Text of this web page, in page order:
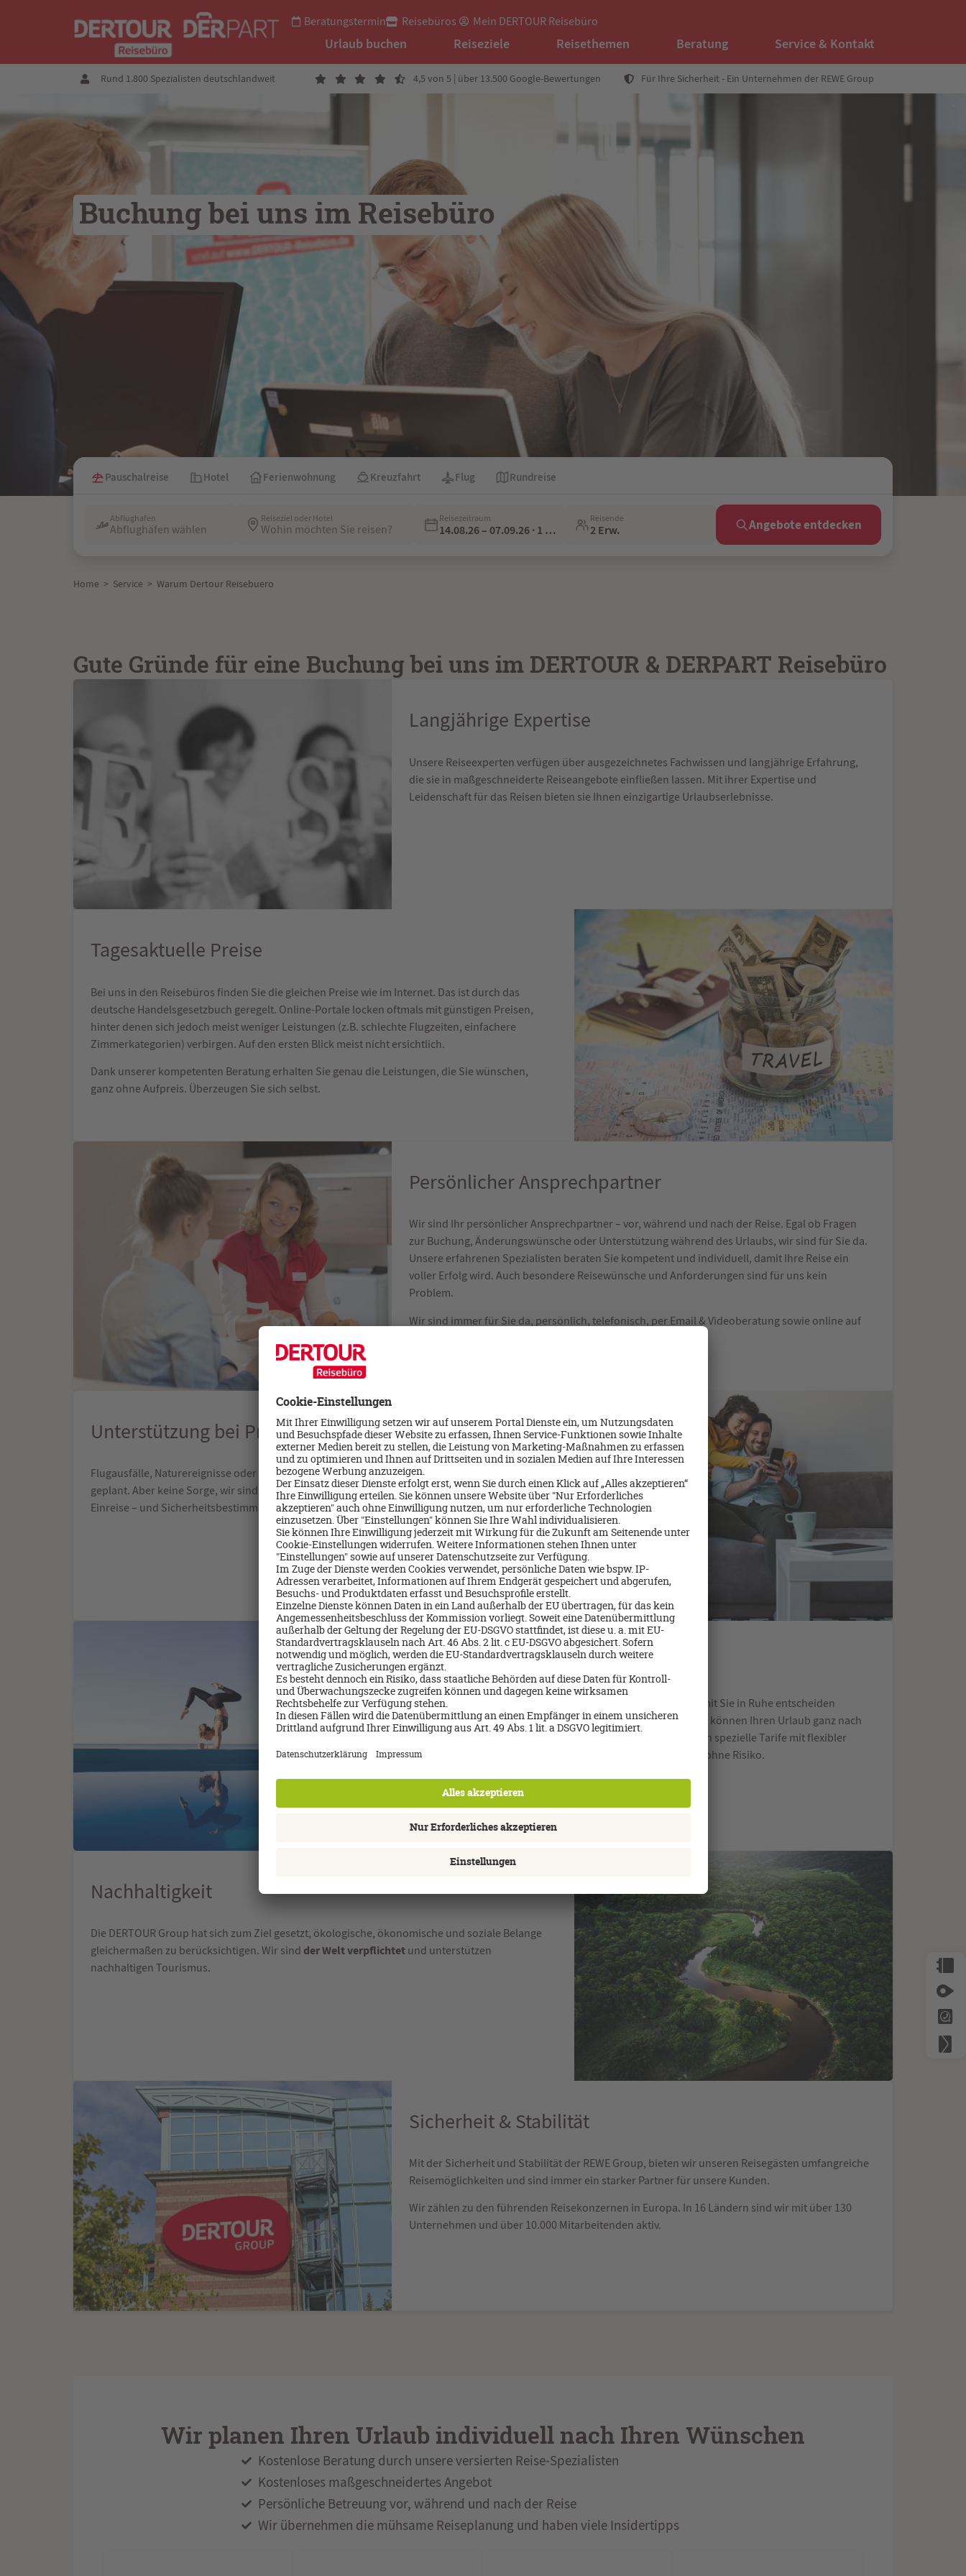
Beratungstermin Reisebüros Mein DERTOUR Reisebüro
Urlaub buchen Reiseziele Reisethemen Beratung Service & Kontakt
Rund 1.800 Spezialisten deutschlandweit 4,5 von 5 | über 13.500 Google-Bewertungen Für Ihre Sicherheit - Ein Unternehmen der REWE Group
Buchung bei uns im Reisebüro
Pauschalreise Hotel Ferienwohnung Kreuzfahrt Flug Rundreise
Abflughafen
Abflughäfen wählen
Reiseziel oder Hotel
Wohin möchten Sie reisen?
Reisezeitraum
14.08.26 – 07.09.26 · 1 Woche
Reisende
2 Erw. Angebote entdecken
Home > Service > Warum Dertour Reisebuero
Gute Gründe für eine Buchung bei uns im DERTOUR & DERPART Reisebüro
Langjährige Expertise
Unsere Reiseexperten verfügen über ausgezeichnetes Fachwissen und langjährige Erfahrung,
die sie in maßgeschneiderte Reiseangebote einfließen lassen. Mit ihrer Expertise und
Leidenschaft für das Reisen bieten sie Ihnen einzigartige Urlaubserlebnisse.
Tagesaktuelle Preise
Bei uns in den Reisebüros finden Sie die gleichen Preise wie im Internet. Das ist durch das
deutsche Handelsgesetzbuch geregelt. Online-Portale locken oftmals mit günstigen Preisen,
hinter denen sich jedoch meist weniger Leistungen (z.B. schlechte Flugzeiten, einfachere
Zimmerkategorien) verbirgen. Auf den ersten Blick meist nicht ersichtlich.
Dank unserer kompetenten Beratung erhalten Sie genau die Leistungen, die Sie wünschen,
ganz ohne Aufpreis. Überzeugen Sie sich selbst.
Persönlicher Ansprechpartner
Wir sind Ihr persönlicher Ansprechpartner – vor, während und nach der Reise. Egal ob Fragen
zur Buchung, Änderungswünsche oder Unterstützung während des Urlaubs, wir sind für Sie da.
Unsere erfahrenen Spezialisten beraten Sie kompetent und individuell, damit Ihre Reise ein
voller Erfolg wird. Auch besondere Reisewünsche und Anforderungen sind für uns kein
Problem.
Wir sind immer für Sie da, persönlich, telefonisch, per Email & Videoberatung sowie online auf
Unterstützung bei Problemen
Flugausfälle, Naturereignisse oder persönliche Gründe - manchmal kommt alles anders als
geplant. Aber keine Sorge, wir sind für Sie da. Wir halten aktuelle Informationen rund um
Einreise – und Sicherheitsbestimmungen für Sie bereit und bringen Sie sicher an Ihr Ziel.
Flexibilität
Viele Reisen können wir für Sie unverbindlich reservieren, damit Sie in Ruhe entscheiden
können. So genießen Sie maximale Entscheidungsfreiheit und können Ihren Urlaub ganz nach
Ihren Wünschen planen. Außerdem sind für die meisten Reisen spezielle Tarife mit flexibler
Stornierung oder Umbuchung verfügbar. So buchen Sie ganz ohne Risiko.
Nachhaltigkeit
Die DERTOUR Group hat sich zum Ziel gesetzt, ökologische, ökonomische und soziale Belange
gleichermaßen zu berücksichtigen. Wir sind der Welt verpflichtet und unterstützen
nachhaltigen Tourismus.
Sicherheit & Stabilität
Mit der Sicherheit und Stabilität der REWE Group, bieten wir unseren Reisegästen umfangreiche
Reisemöglichkeiten und sind immer ein starker Partner für unsere Kunden.
Wir zählen zu den führenden Reisekonzernen in Europa. In 16 Ländern sind wir mit über 130
Unternehmen und über 10.000 Mitarbeitenden aktiv.
Wir planen Ihren Urlaub individuell nach Ihren Wünschen
Kostenlose Beratung durch unsere versierten Reise-Spezialisten
Kostenloses maßgeschneidertes Angebot
Persönliche Betreuung vor, während und nach der Reise
Wir übernehmen die mühsame Reiseplanung und haben viele Insidertipps